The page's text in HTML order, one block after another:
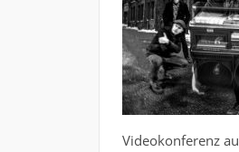
Videokonferenz